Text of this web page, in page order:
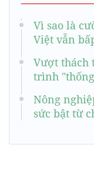
Vì sao là
Việt vẫn
Vượt thách
trình
Nông
sức bật từ